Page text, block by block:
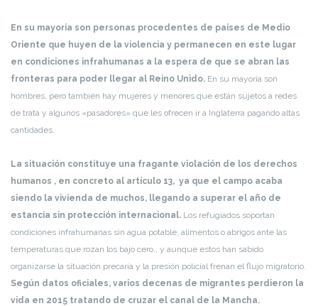
En su mayoría son personas procedentes de países de Medio
Oriente que huyen de la violencia y permanecen en este lugar
en condiciones infrahumanas a la espera de que se abran las
fronteras para poder llegar al Reino Unido. En su mayoría son
hombres, pero también hay mujeres y menores que están sujetos a redes
de trata y algunos «pasadores» que les ofrecen ir a Inglaterra pagando altas
cantidades.
La situación constituye una fragante violación de los derechos
humanos , en concreto al artículo 13, ya que el campo acaba
siendo la vivienda de muchos, llegando a superar el año de
estancia sin protección internacional. Los refugiados soportan
condiciones infrahumanas sin agua potable, alimentos o abrigos ante las
temperaturas que rozan los bajo cero., y aunque estos han sabido
organizarse la situación precaria y la presión policial frenan el flujo migratorio.
Según datos oficiales, varios decenas de migrantes perdieron la
vida en 2015 tratando de cruzar el canal de la Mancha.